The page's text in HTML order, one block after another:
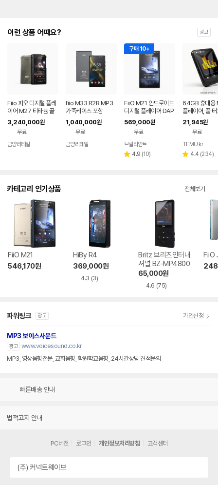
이런 상품 어때요? 광고
Fiio 피오 디지털 플레
이어 M27 티타늄 골
드 1년보증AS
3,240,000원
무료
금양리테일
fiio M33 R2R MP3
가죽케이스 포함
1,040,000원
무료
금양리테일
구매 10+
FiiO M21 안드로이드
디지털 플레이어 DAP
MP3 피오 1년보증
569,000원
무료
페이
브릴리안트
별 4.9 리
(10)
64GB 휴대용
플레이어, 풀
린, HD 스피커,
스포츠, 동영상
스타일리시한
노이즈 캔슬링
레이어
21,945원
무료
TEMU kr
별 4.4 리
(234)
카테고리 인기상품 전체보기
FiiO M21
546,170원
HiBy R4
369,000원
4.3 (3)
Britz 브리츠인터내
셔널 BZ-MP4800
65,000원
4.6 (75)
FiiO
파워링크 광고 가입신청
MP3 보이스사운드
광고 www.voicesound.co.kr
MP3, 영상음향전문, 교회음향, 학원학교음향, 24시간상담 견적문의
빠른배송 안내
법적고지 안내
PC버전 로그인 개인정보처리방침 고객센터
(주) 커넥트웨이브